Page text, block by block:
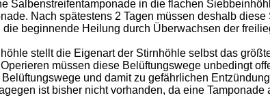
Salbenstreifentamponade in die flachen
Nach spätestens 2 Tagen müssen deshalb
beginnende Heilung durch Überwachsen der
stellt die Eigenart der Stirnhöhle selbst das
müssen diese Belüftungswege unbedingt
und damit zu gefährlichen
ist bisher nicht vorhanden, da eine